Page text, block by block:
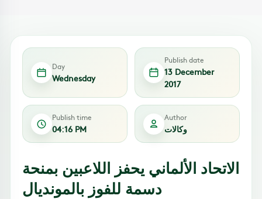
Day
Wednesday
Publish date
13 December
2017
Publish time
04:16 PM
Author
وكالات
الاتحاد الألماني يحفز اللاعبين بمنحة
دسمة للفوز بالمونديال